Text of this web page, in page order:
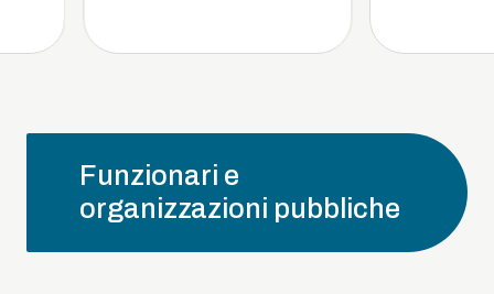
Funzionari e
organizzazioni pubbliche